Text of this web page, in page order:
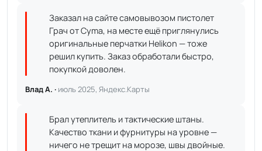
Заказал на сайте самовывозом пистолет
Грач от Cyma, на месте ещё приглянулись
оригинальные перчатки Helikon — тоже
решил купить. Заказ обработали быстро,
покупкой доволен.
Влад А. · июль 2025, Яндекс.Карты
Брал утеплитель и тактические штаны.
Качество ткани и фурнитуры на уровне —
ничего не трещит на морозе, швы двойные.